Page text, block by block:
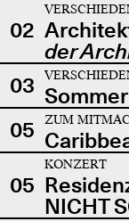
02
der
03
05
ZUM
05
KONZERT
NICHT